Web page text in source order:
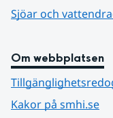
Sjöar och
Om webbplatsen
Kakor på smhi.se